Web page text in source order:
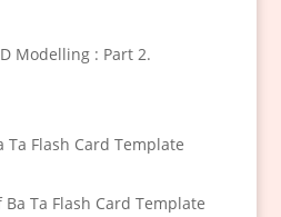
Modelling : Part 2.
Ta Flash Card Template
Ta Flash Card Template